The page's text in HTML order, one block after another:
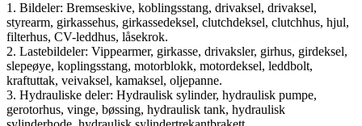
1. Bildeler: Bremseskive, koblingsstang, drivaksel, drivaksel,
styrearm, girkassehus, girkassedeksel, clutchdeksel, clutchhus, hjul,
filterhus, CV-leddhus, låsekrok.
2. Lastebildeler: Vippearmer, girkasse, drivaksler, girhus, girdeksel,
slepeøye, koplingsstang, motorblokk, motordeksel, leddbolt,
kraftuttak, veivaksel, kamaksel, oljepanne.
3. Hydrauliske deler: Hydraulisk sylinder, hydraulisk pumpe,
gerotorhus, vinge, bøssing, hydraulisk tank, hydraulisk